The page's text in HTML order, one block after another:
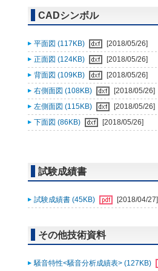
CADシンボル
平面図 (117KB)
[2018/05/26]
正面図 (124KB)
[2018/05/26]
背面図 (109KB)
[2018/05/26]
右側面図 (108KB)
[2018/05/26]
左側面図 (115KB)
[2018/05/26]
下面図 (86KB)
[2018/05/26]
試験成績書
試験成績書 (45KB) [2018/04/27]
その他技術資料
騒音特性<騒音分析成績表> (127KB)